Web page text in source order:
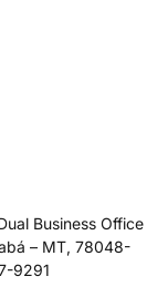
Business Office
– MT, 78048-
9291